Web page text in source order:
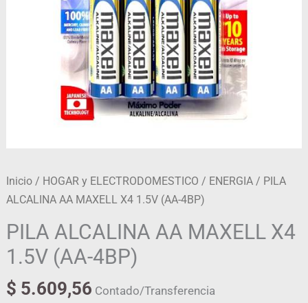
Inicio / HOGAR y ELECTRODOMESTICO / ENERGIA / PILA
ALCALINA AA MAXELL X4 1.5V (AA-4BP)
PILA ALCALINA AA MAXELL X4
1.5V (AA-4BP)
$ 5.609,56 Contado/Transferencia